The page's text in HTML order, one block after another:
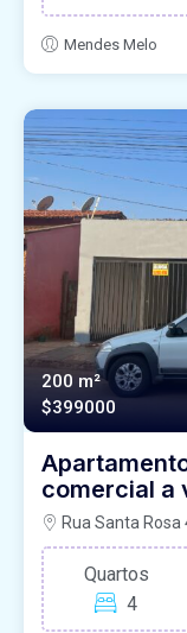
Mendes Melo
200 m²
$399000
comercial a
Rua Santa
Quartos
4